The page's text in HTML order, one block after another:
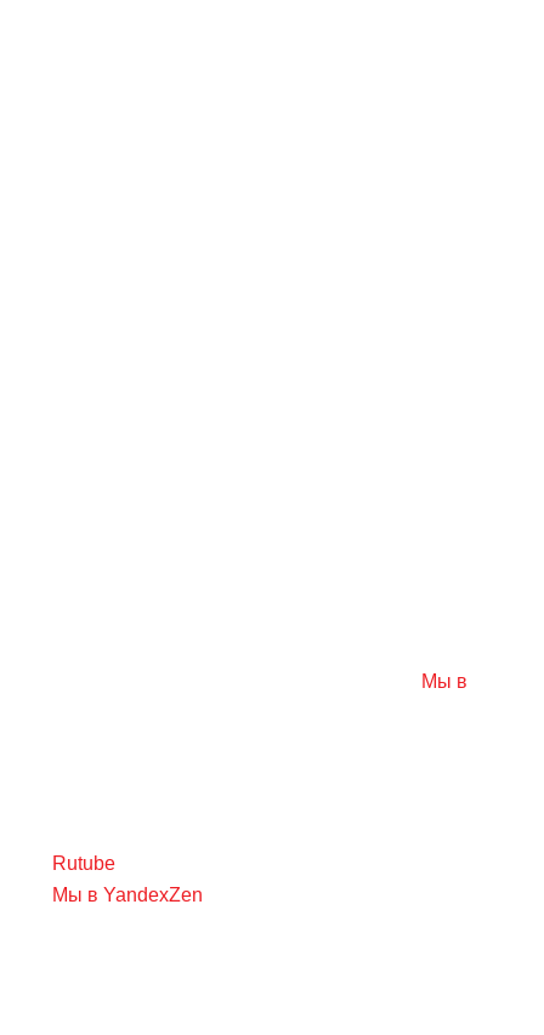
Мы в
Rutube
Мы в YandexZen